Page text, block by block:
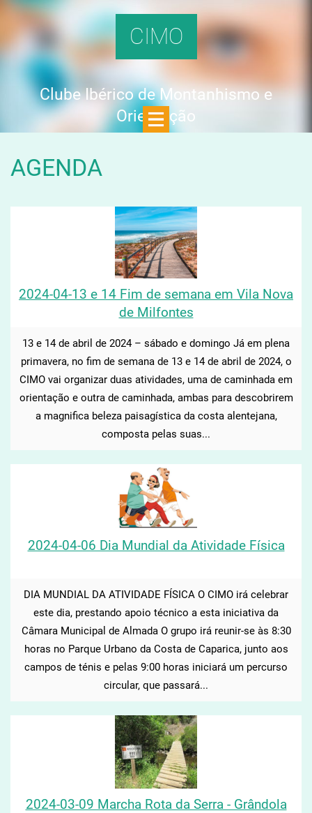
CIMO
Clube Ibérico de Montanhismo e
Orientação
AGENDA
2024-04-13 e 14 Fim de semana em Vila Nova
de Milfontes
13 e 14 de abril de 2024 – sábado e domingo Já em plena
primavera, no fim de semana de 13 e 14 de abril de 2024, o
CIMO vai organizar duas atividades, uma de caminhada em
orientação e outra de caminhada, ambas para descobrirem
a magnifica beleza paisagística da costa alentejana,
composta pelas suas...
2024-04-06 Dia Mundial da Atividade Física
DIA MUNDIAL DA ATIVIDADE FÍSICA O CIMO irá celebrar
este dia, prestando apoio técnico a esta iniciativa da
Câmara Municipal de Almada O grupo irá reunir-se às 8:30
horas no Parque Urbano da Costa de Caparica, junto aos
campos de ténis e pelas 9:00 horas iniciará um percurso
circular, que passará...
2024-03-09 Marcha Rota da Serra - Grândola